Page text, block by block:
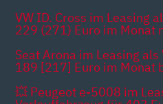
VW ID. Cross im Leasing
229 (271) Euro im Monat
Seat Arona im Leasing
189 [217] Euro im Monat
💥 Peugeot e-5008 im